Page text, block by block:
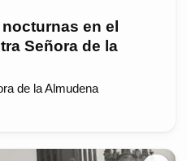
en el
Señora de la
de la Almudena